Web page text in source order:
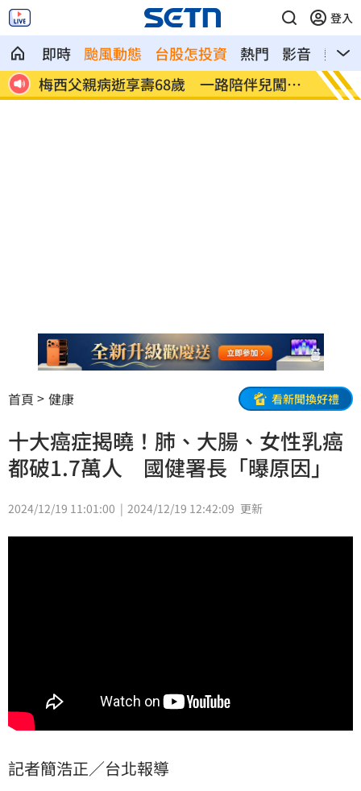
登入
即時 颱風動態 台股怎投資 熱門 影音
熱搜
梅西父親病逝享壽68歲 一路陪伴兒闖足
壇
5登
體
首頁 健康 看新聞換好禮
十大癌症揭曉！肺、大腸、女性乳癌
都破1.7萬人 國健署長「曝原因」
2024/12/19 11:01:00 2024/12/19 12:42:09 更新
記者簡浩正／台北報導